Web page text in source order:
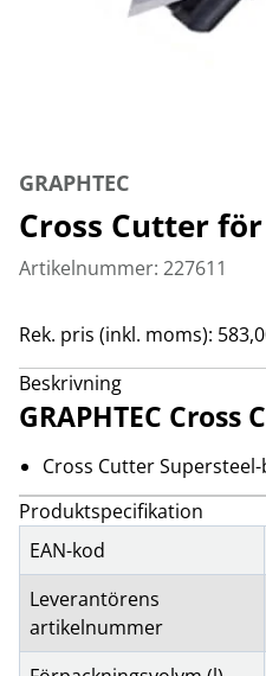
GRAPHTEC
Cross Cutter för
Artikelnummer: 227611
Rek. pris (inkl. moms):
Beskrivning
GRAPHTEC Cross
Cross Cutter
Produktspecifikation
EAN-kod
Leverantörens
artikelnummer